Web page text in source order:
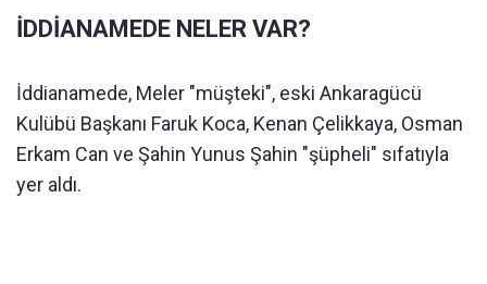
İDDİANAMEDE NELER VAR?
İddianamede, Meler "müşteki", eski Ankaragücü
Kulübü Başkanı Faruk Koca, Kenan Çelikkaya, Osman
Erkam Can ve Şahin Yunus Şahin "şüpheli" sıfatıyla
yer aldı.